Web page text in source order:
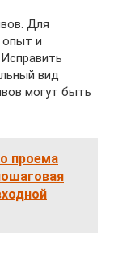
Для
опыт и
вид
могут быть
проема